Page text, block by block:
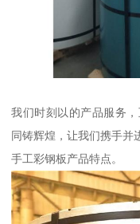
我们时刻以的产品服务
同铸辉煌，让我们携手并
手工彩钢板产品特点。